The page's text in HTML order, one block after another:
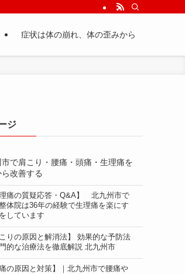
症状は体の崩れ、体の歪みから
ジ
で肩こり・腰痛・頭痛・生理痛を
ら改善する
理痛の質疑応答・Q&A】 北九州市で
体院は36年の経験で生理痛を楽にす
しています
こりの原因と解消法】 効果的な予防法
的な治療法を徹底解説 北九州市
痛の原因と対策】｜北九州市で腰痛や